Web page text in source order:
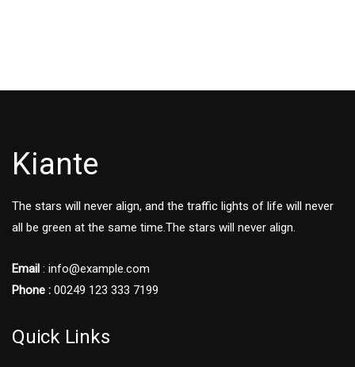
Kiante
The stars will never align, and the traffic lights of life will never
all be green at the same time.The stars will never align.
Email : info@example.com
Phone : 00249 123 333 7199
Quick Links